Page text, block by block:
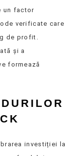
un factor
verificate care
de profit.
și a
formează
investiției la